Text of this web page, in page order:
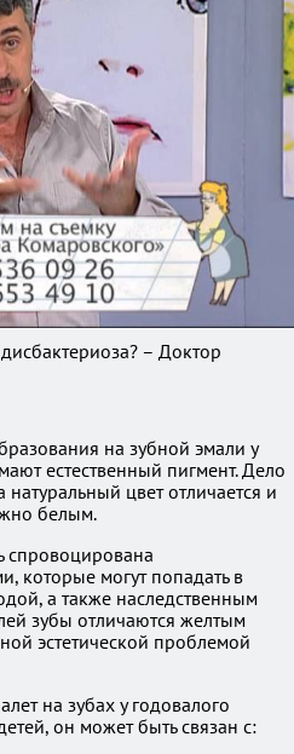
– Доктор
на зубной эмали у
естественный пигмент. Дело
цвет отличается и
белым.
спровоцирована
которые могут попадать в
а также наследственным
зубы отличаются желтым
эстетической проблемой
на зубах у годовалого
он может быть связан с: